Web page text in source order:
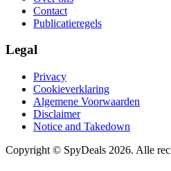
Contact
Publicatieregels
Legal
Privacy
Cookieverklaring
Algemene Voorwaarden
Disclaimer
Notice and Takedown
Copyright © SpyDeals 2026. Alle